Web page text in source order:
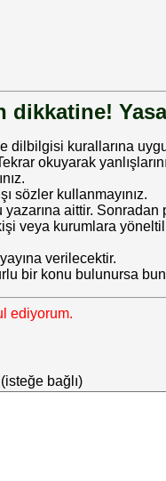
dikkatine!
dilbilgisi kurallarına
okuyarak
sözler kullanmayınız.
yazarına aittir.
veya kurumlara
verilecektir.
bir konu bulunursa
ediyorum.
(isteğe bağlı)